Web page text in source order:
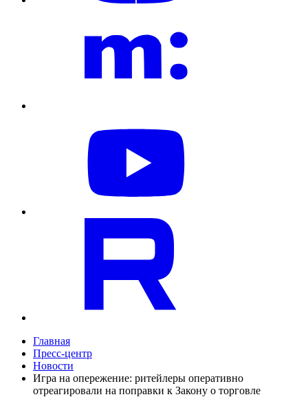
Главная
Пресс-центр
Новости
Игра на опережение: ритейлеры оперативно
отреагировали на поправки к Закону о торговле